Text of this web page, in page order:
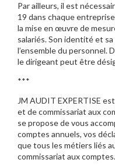
Par ailleurs, il est
19 dans chaque
la mise en œuvre de
salariés. Son identité et
l’ensemble du personnel.
le dirigeant peut être
***
JM AUDIT EXPERTISE
et de commissariat aux
se propose de vous
comptes annuels, vos
que tous les métiers liés
commissariat aux comptes.